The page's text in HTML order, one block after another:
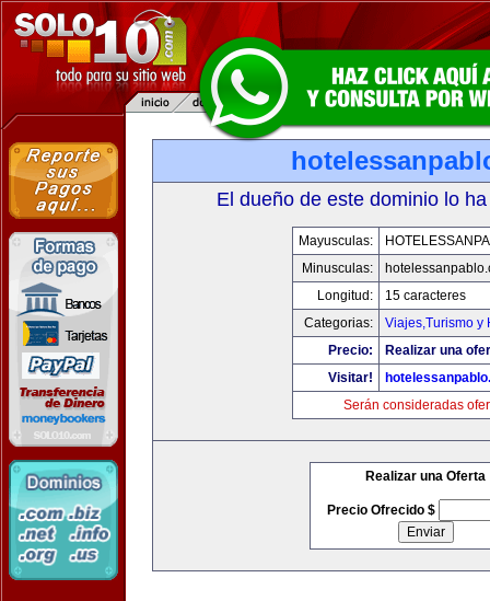
El dueño de este dominio lo
Mayusculas:
Minusculas:
Longitud:
15 caracteres
Categorias:
Viajes,Turismo y
Precio:
Realizar una
Visitar!
Serán consideradas
Realizar una Oferta
Precio Ofrecido $